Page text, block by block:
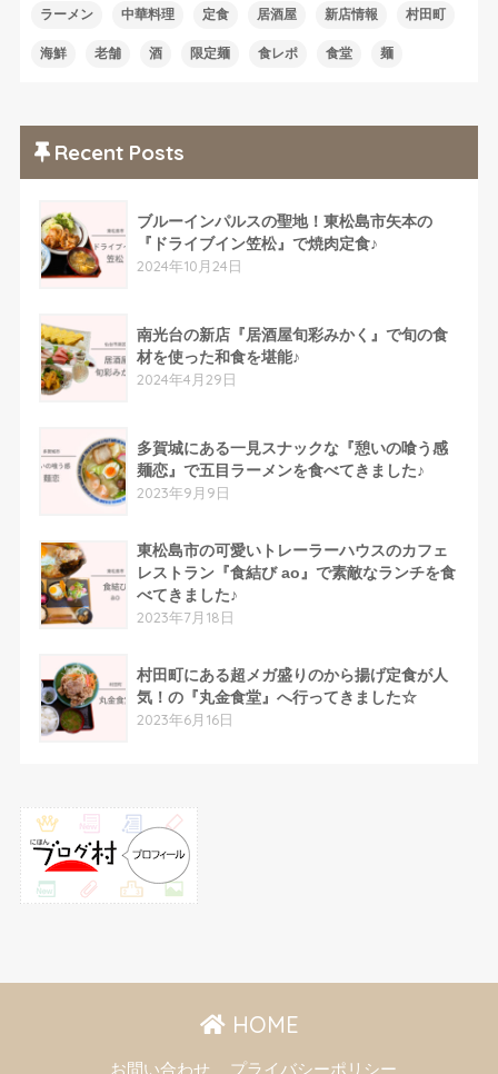
ラーメン 中華料理 定食 居酒屋 新店情報 村田町
海鮮 老舗 酒 限定麺 食レポ 食堂 麺
Recent Posts
ブルーインパルスの聖地！東松島市矢本の
『ドライブイン笠松』で焼肉定食♪
2024年10月24日
南光台の新店『居酒屋旬彩みかく』で旬の食
材を使った和食を堪能♪
2024年4月29日
多賀城にある一見スナックな『憩いの喰う感
麺恋』で五目ラーメンを食べてきました♪
2023年9月9日
東松島市の可愛いトレーラーハウスのカフェ
レストラン『食結び ao』で素敵なランチを食
べてきました♪
2023年7月18日
村田町にある超メガ盛りのから揚げ定食が人
気！の『丸金食堂』へ行ってきました☆
2023年6月16日
HOME
お問い合わせ プライバシーポリシー